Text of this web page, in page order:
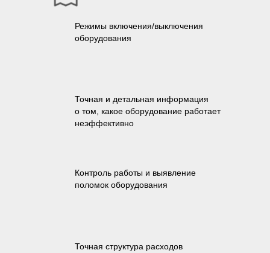
Режимы включения/выключения
оборудования
Точная и детальная информация
о том, какое оборудование работает
неэффективно
Контроль работы и выявление
поломок оборудования
Точная структура расходов